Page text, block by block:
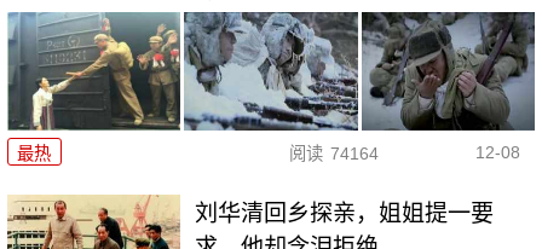
最热 阅读 74164 12-08
刘华清回乡探亲，姐姐提一要